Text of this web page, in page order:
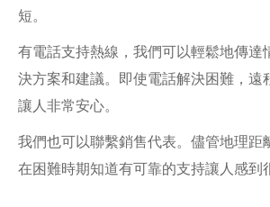
短。
有電話支持熱線，我們可以輕鬆地傳達
決方案和建議。即使電話解決困難，遠
讓人非常安心。
我們也可以聯繫銷售代表。儘管地理距
在困難時期知道有可靠的支持讓人感到